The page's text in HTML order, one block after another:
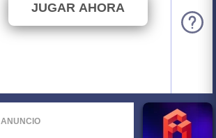
JUGAR AHORA
ANUNCIO